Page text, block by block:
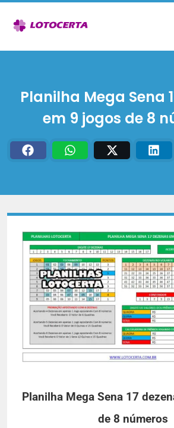
Planilha Mega Sena
em 9 jogos de 8
Planilha Mega Sena 17
de 8 números